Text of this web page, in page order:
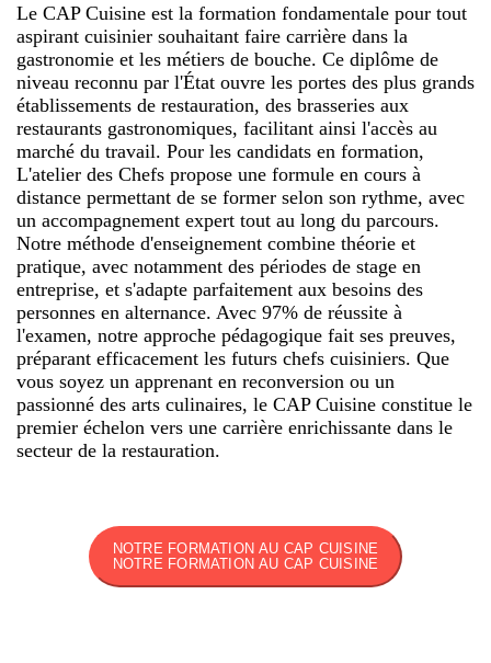
Le CAP Cuisine est la formation fondamentale pour tout
aspirant cuisinier souhaitant faire carrière dans la
gastronomie et les métiers de bouche. Ce diplôme de
niveau reconnu par l'État ouvre les portes des plus grands
établissements de restauration, des brasseries aux
restaurants gastronomiques, facilitant ainsi l'accès au
marché du travail. Pour les candidats en formation,
L'atelier des Chefs propose une formule en cours à
distance permettant de se former selon son rythme, avec
un accompagnement expert tout au long du parcours.
Notre méthode d'enseignement combine théorie et
pratique, avec notamment des périodes de stage en
entreprise, et s'adapte parfaitement aux besoins des
personnes en alternance. Avec 97% de réussite à
l'examen, notre approche pédagogique fait ses preuves,
préparant efficacement les futurs chefs cuisiniers. Que
vous soyez un apprenant en reconversion ou un
passionné des arts culinaires, le CAP Cuisine constitue le
premier échelon vers une carrière enrichissante dans le
secteur de la restauration.
NOTRE FORMATION AU CAP CUISINE
NOTRE FORMATION AU CAP CUISINE